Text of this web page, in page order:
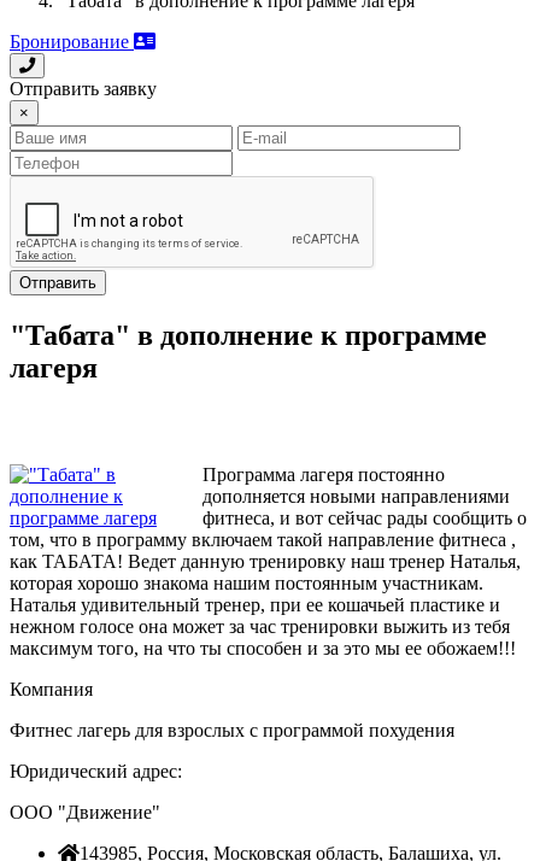
Бронирование
Отправить заявку
×
Отправить
"Табата" в дополнение к программе
лагеря
Программа лагеря постоянно
дополняется новыми направлениями
фитнеса, и вот сейчас рады сообщить о
том, что в программу включаем такой направление фитнеса ,
как ТАБАТА! Ведет данную тренировку наш тренер Наталья,
которая хорошо знакома нашим постоянным участникам.
Наталья удивительный тренер, при ее кошачьей пластике и
нежном голосе она может за час тренировки выжить из тебя
максимум того, на что ты способен и за это мы ее обожаем!!!
Компания
Фитнес лагерь для взрослых с программой похудения
Юридический адрес:
ООО "Движение"
143985, Россия, Московская область, Балашиха, ул.